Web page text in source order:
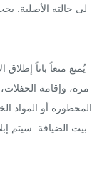
لى حالته الأصلية.
بيت الضيافة. سيتم